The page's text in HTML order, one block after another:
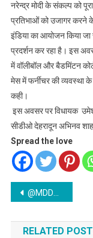
नरेन्द्र मोदी के संकल्प को
प्रतिभाओं को उजागर करने
इंडिया का आयोजन किया
प्रदर्शन कर रहा है। इस
में वॉलीबॉल और बैडमिंटन
मेस में फर्नीचर की व्यवस्था के
कही।
इस अवसर पर विधायक
सीडीओ देहरादून अभिनव
Spread the love
Post
@MDDA उपाध्यक्ष तिवारी ने राजपुर रोड़ में अलसुबह सुंदरीकरण का जायज़ा लिया#अधिकारियों को दिये जरूरी निर्देश
RELATED